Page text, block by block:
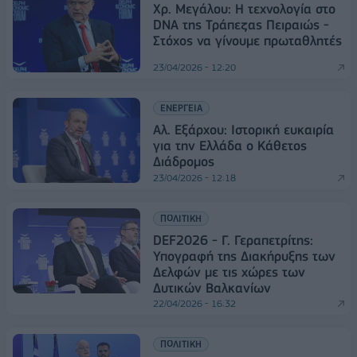
Χρ. Μεγάλου: Η τεχνολογία στο
DNA της Τράπεζας Πειραιώς -
Στόχος να γίνουμε πρωταθλητές
23/04/2026 - 12:20
ΕΝΕΡΓΕΙΑ
Αλ. Εξάρχου: Ιστορική ευκαιρία
για την Ελλάδα ο Κάθετος
Διάδρομος
23/04/2026 - 12:18
ΠΟΛΙΤΙΚΗ
DEF2026 - Γ. Γεραπετρίτης:
Υπογραφή της Διακήρυξης των
Δελφών με τις χώρες των
Δυτικών Βαλκανίων
22/04/2026 - 16:32
ΠΟΛΙΤΙΚΗ